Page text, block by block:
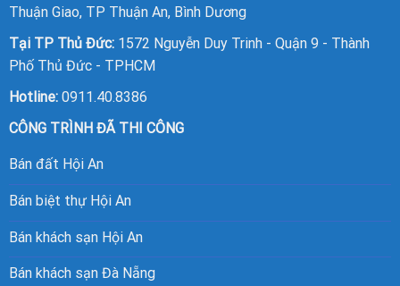
Thuận Giao, TP Thuận An, Bình Dương
Tại TP Thủ Đức:1572 Nguyễn Duy Trinh - Quận 9 - Thành
Phố Thủ Đức - TPHCM
Hotline: 0911.40.8386
CÔNG TRÌNH ĐÃ THI CÔNG
Bán đất Hội An
Bán biệt thự Hội An
Bán khách sạn Hội An
Bán khách sạn Đà Nẵng